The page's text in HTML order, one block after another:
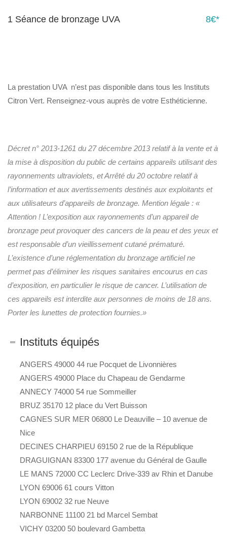
1 Séance de bronzage UVA 8€*
La prestation UVA n’est pas disponible dans tous les Instituts
Citron Vert. Renseignez-vous auprès de votre Esthéticienne.
Décret n° 2013-1261 du 27 décembre 2013 relatif à la vente et à
la mise à disposition du public de certains appareils utilisant des
rayonnements ultraviolets, et Arrêté du 20 octobre relatif à
l’information et aux avertissements destinés aux exploitants et
aux utilisateurs d’appareils de bronzage. Mention légale : «
Attention ! L’exposition aux rayonnements d’un appareil de
bronzage peut provoquer des cancers de la peau et des yeux et
est responsable d’un vieillissement cutané prématuré.
L’existence d’une réglementation du bronzage artificiel ne
permet pas d’éliminer les risques sanitaires encourus en cas
d’exposition, en particulier le risque de cancer. L’utilisation de
ces appareils est interdite aux personnes de moins de 18 ans.
Porter les lunettes de protection fournies.»
Instituts équipés
ANGERS 49000 44 rue Pocquet de Livonnières
ANGERS 49000 Place du Chapeau de Gendarme
ANNECY 74000 54 rue Sommeiller
BRUZ 35170 12 place du Vert Buisson
CAGNES SUR MER 06800 Le Deauville – 10 avenue de
Nice
DECINES CHARPIEU 69150 2 rue de la République
DRAGUIGNAN 83300 177 avenue du Général de Gaulle
LE MANS 72000 CC Leclerc Drive-339 av Rhin et Danube
LYON 69006 61 cours Vitton
LYON 69002 32 rue Neuve
NARBONNE 11100 21 bd Marcel Sembat
VICHY 03200 50 boulevard Gambetta